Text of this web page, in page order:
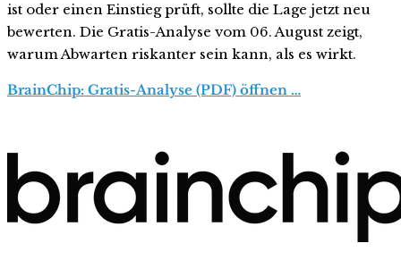
ist oder einen Einstieg prüft, sollte die Lage jetzt neu
bewerten. Die Gratis-Analyse vom 06. August zeigt,
warum Abwarten riskanter sein kann, als es wirkt.
BrainChip: Gratis-Analyse (PDF) öffnen …